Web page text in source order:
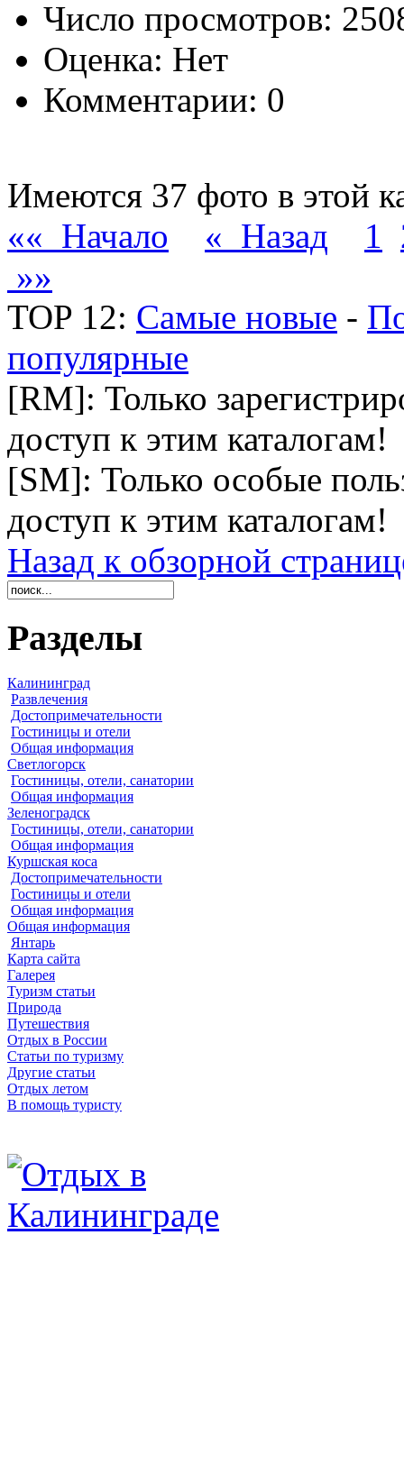
Число просмотров:
Оценка: Нет
Комментарии: 0
Имеются 37 фото в этой
«« Начало
« Назад 1
»»
TOP 12: Самые новые -
популярные
[RM]: Только
доступ к этим каталогам!
[SM]: Только особые
доступ к этим каталогам!
Назад к обзорной
Разделы
Калининград
Развлечения
Достопримечательности
Гостиницы и отели
Общая информация
Светлогорск
Гостиницы, отели, санатории
Общая информация
Зеленоградск
Гостиницы, отели, санатории
Общая информация
Куршская коса
Достопримечательности
Гостиницы и отели
Общая информация
Общая информация
Янтарь
Карта сайта
Галерея
Туризм статьи
Природа
Путешествия
Отдых в России
Статьи по туризму
Другие статьи
Отдых летом
В помощь туристу